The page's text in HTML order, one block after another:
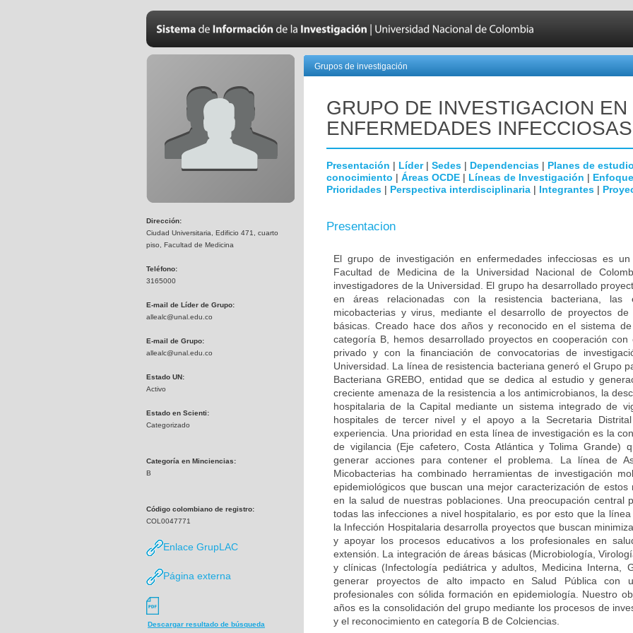
Dirección:
Ciudad Universitaria, Edificio 471, cuarto
piso, Facultad de Medicina
Teléfono:
3165000
E-mail de Líder de Grupo:
allealc@unal.edu.co
E-mail de Grupo:
allealc@unal.edu.co
Estado UN:
Activo
Estado en Scienti:
Categorizado
Categoría en Minciencias:
B
Código colombiano de registro:
COL0047771
Enlace GrupLAC
Página externa
Descargar resultado de búsqueda
Grupos de investigación
GRUPO DE INVESTIGACION EN
ENFERMEDADES INFECCIOSAS
Presentación | Líder| Sedes | Dependencias | Planes de
conocimiento | Áreas OCDE | Líneas de Investigación |
Prioridades | Perspectiva interdisciplinaria | Integrantes |
Presentacion
El grupo de investigación en enfermedades infecciosas es
Facultad de Medicina de la Universidad Nacional de
investigadores de la Universidad. El grupo ha desarrollado
en áreas relacionadas con la resistencia bacteriana, las
micobacterias y virus, mediante el desarrollo de proyectos
básicas. Creado hace dos años y reconocido en el sistema
categoría B, hemos desarrollado proyectos en cooperación
privado y con la financiación de convocatorias de
Universidad. La línea de resistencia bacteriana generó el Grupo
Bacteriana GREBO, entidad que se dedica al estudio y
creciente amenaza de la resistencia a los antimicrobianos, la
hospitalaria de la Capital mediante un sistema integrado de
hospitales de tercer nivel y el apoyo a la Secretaria
experiencia. Una prioridad en esta línea de investigación es la
de vigilancia (Eje cafetero, Costa Atlántica y Tolima Grande)
generar acciones para contener el problema. La línea de
Micobacterias ha combinado herramientas de investigación
epidemiológicos que buscan una mejor caracterización de
en la salud de nuestras poblaciones. Una preocupación central
todas las infecciones a nivel hospitalario, es por esto que la
la Infección Hospitalaria desarrolla proyectos que buscan
y apoyar los procesos educativos a los profesionales en
extensión. La integración de áreas básicas (Microbiología,
y clínicas (Infectología pediátrica y adultos, Medicina Interna,
generar proyectos de alto impacto en Salud Pública con
profesionales con sólida formación en epidemiología. Nuestro
años es la consolidación del grupo mediante los procesos de
y el reconocimiento en categoría B de Colciencias.